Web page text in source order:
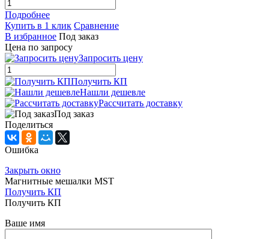
Подробнее
Купить в 1 клик Сравнение
В избранное Под заказ
Цена по запросу
Запросить цену
Получить КП
Нашли дешевле
Рассчитать доставку
Под заказ
Поделиться
Ошибка
Закрыть окно
Магнитные мешалки MST
Получить КП
Получить КП
Ваше имя